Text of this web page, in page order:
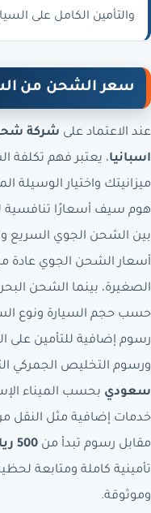
والتأمين الكامل على
سعر الشحن من
عند الاعتماد على شركة
اسبانيا، يعتبر فهم تكلفة
ميزانيتك واختيار الوسيلة
هوم سيف أسعارًا تنافسية
بين الشحن الجوي السريع
أسعار الشحن الجوي عادة
الصغيرة، بينما الشحن
حسب حجم السيارة ونوع
رسوم إضافية للتأمين على
ورسوم التخليص الجمركي
سعودي بحسب الميناء
خدمات إضافية مثل النقل من
مقابل رسوم تبدأ من 500 ريال سعودي
تأمينية كاملة ومتابعة
وموثوقة.